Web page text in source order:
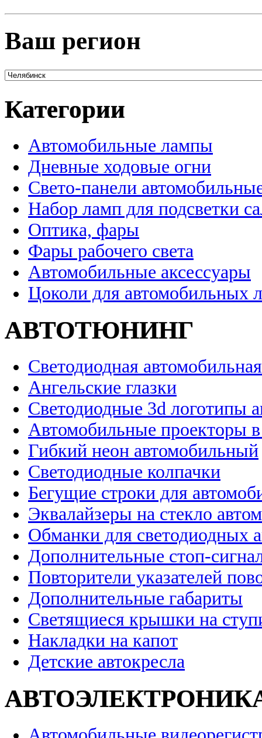
Ваш регион
Категории
Автомобильные лампы
Дневные ходовые огни
Свето-панели
Набор ламп для подсветки
Оптика, фары
Фары рабочего света
Автомобильные аксессуары
Цоколи для автомобильных
АВТОТЮНИНГ
Светодиодная
Ангельские глазки
Светодиодные 3d логотипы
Автомобильные проекторы
Гибкий неон автомобильный
Светодиодные колпачки
Бегущие строки для
Эквалайзеры на стекло
Обманки для светодиодных
Дополнительные стоп-
Повторители указателей
Дополнительные габариты
Светящиеся крышки на
Накладки на капот
Детские автокресла